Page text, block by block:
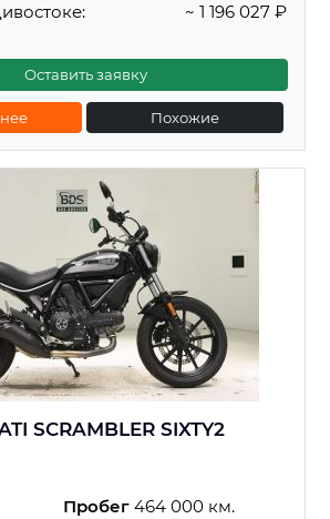
~ 1 196 027 ₽
Оставить заявку
Похожие
SCRAMBLER SIXTY2
Пробег 464 000 км.